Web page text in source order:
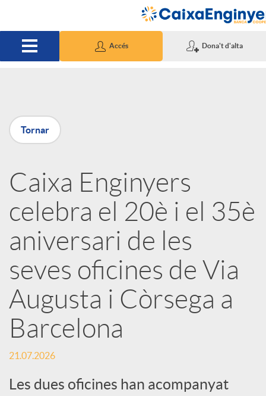
Accés Dona't d'alta
P
u
b
l
i
c
a
d
Tornar
Caixa Enginyers
celebra el 20è i el 35è
aniversari de les
seves oficines de Via
Augusta i Còrsega a
Barcelona
21.07.2026
Les dues oficines han acompanyat